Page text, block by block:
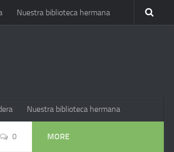
Nuestra biblioteca hermana
Nuestra biblioteca hermana
0 MORE